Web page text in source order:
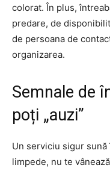
colorat. În plus,
predare, de
de persoana de
organizarea.
Semnale de
poți „auzi”
Un serviciu sigur
limpede, nu te